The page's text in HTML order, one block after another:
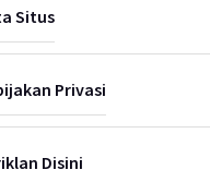
Situs
Privasi
Disini